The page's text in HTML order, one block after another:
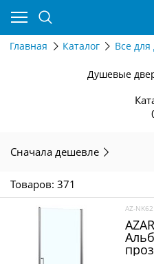
Главная Каталог Все
Душевые
Сначала дешевле
Товаров: 371
AZ-